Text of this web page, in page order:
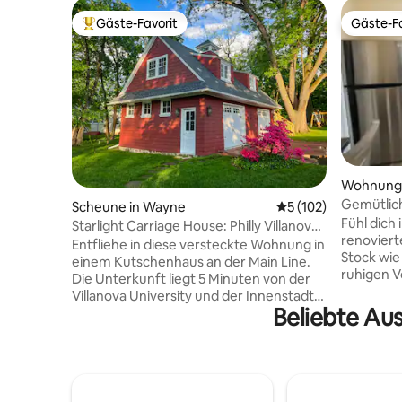
Beliebter Gäste-Favorit.
Gäste-Favorit
Scheune in Wayne Durchschnittliche
5 (102)
Starlight Carriage House: Philly Villanova
Wayne
Entfliehe in diese versteckte Wohnung in
einem Kutschenhaus an der Main Line.
Die Unterkunft liegt 5 Minuten von der
Villanova University und der Innenstadt
von Wayne entfernt; 10 Minuten von
King of Prussia; ein kurzer Spaziergang
Gäste-
Gäste-
(PHL)
Fühl dich
Stock
ruhigen
Beliebte